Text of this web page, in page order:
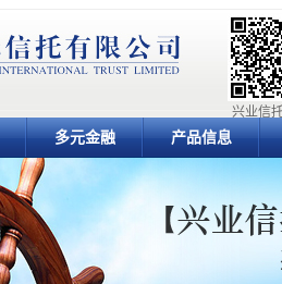
兴业信
多元金融 产品信息